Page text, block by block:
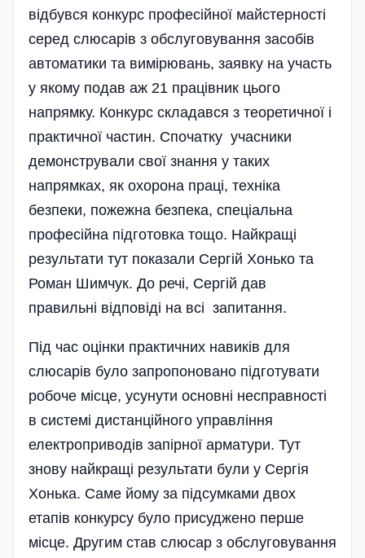
відбувся конкурс професійної майстерності
серед слюсарів з обслуговування засобів
автоматики та вимірювань, заявку на участь
у якому подав аж 21 працівник цього
напрямку. Конкурс складався з теоретичної і
практичної частин. Спочатку учасники
демонстрували свої знання у таких
напрямках, як охорона праці, техніка
безпеки, пожежна безпека, спеціальна
професійна підготовка тощо. Найкращі
результати тут показали Сергій Хонько та
Роман Шимчук. До речі, Сергій дав
правильні відповіді на всі запитання.
Під час оцінки практичних навиків для
слюсарів було запропоновано підготувати
робоче місце, усунути основні несправності
в системі дистанційного управління
електроприводів запірної арматури. Тут
знову найкращі результати були у Сергія
Хонька. Саме йому за підсумками двох
етапів конкурсу було присуджено перше
місце. Другим став слюсар з обслуговування